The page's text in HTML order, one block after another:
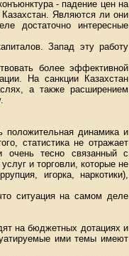
- падение цен на
Являются ли они
достаточно интересные
Запад эту работу
более эффективной
На санкции Казахстан
а также расширением
положительная динамика и
статистика не отражает
очень тесно связанный с
и торговли, которые не
игорка, наркотики),
ситуация на самом деле
на бюджетных дотациях и
ими темы имеют